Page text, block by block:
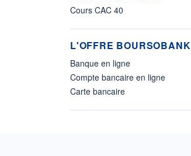
Cours CAC 40
L'OFFRE BOURSOBANK
Banque en ligne
Compte bancaire en ligne
Carte bancaire